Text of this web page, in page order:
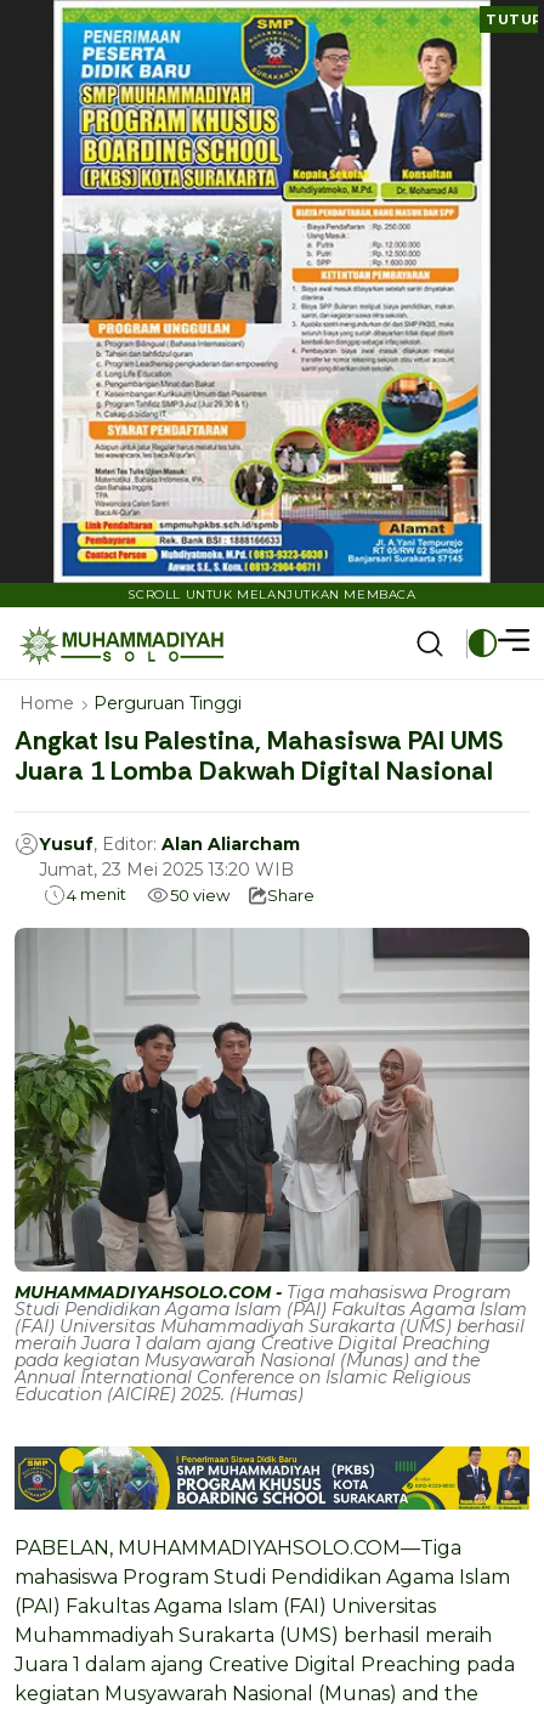
TUTUP
SCROLL UNTUK MELANJUTKAN MEMBACA
Home Perguruan Tinggi
Angkat Isu Palestina, Mahasiswa PAI UMS
Juara 1 Lomba Dakwah Digital Nasional
Yusuf, Editor: Alan Aliarcham
Jumat, 23 Mei 2025 13:20 WIB
4 menit 50 view Share
MUHAMMADIYAHSOLO.COM - Tiga mahasiswa Program
Studi Pendidikan Agama Islam (PAI) Fakultas Agama Islam
(FAI) Universitas Muhammadiyah Surakarta (UMS) berhasil
meraih Juara 1 dalam ajang Creative Digital Preaching
pada kegiatan Musyawarah Nasional (Munas) and the
Annual International Conference on Islamic Religious
Education (AICIRE) 2025. (Humas)
PABELAN, MUHAMMADIYAHSOLO.COM—Tiga
mahasiswa Program Studi Pendidikan Agama Islam
(PAI) Fakultas Agama Islam (FAI) Universitas
Muhammadiyah Surakarta (UMS) berhasil meraih
Juara 1 dalam ajang Creative Digital Preaching pada
kegiatan Musyawarah Nasional (Munas) and the